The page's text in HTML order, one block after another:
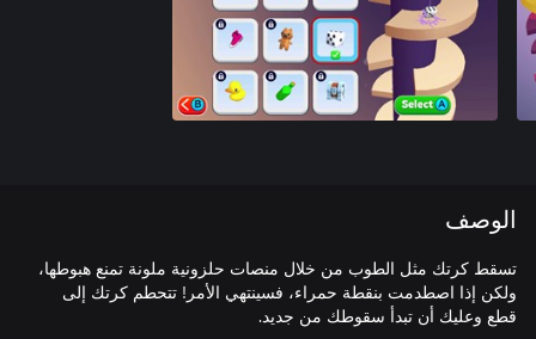
الوصف
تسقط كرتك مثل الطوب من خلال منصات حلزونية ملونة تمنع هبوطها،
ولكن إذا اصطدمت بنقطة حمراء، فسينتهي الأمر! تتحطم كرتك إلى